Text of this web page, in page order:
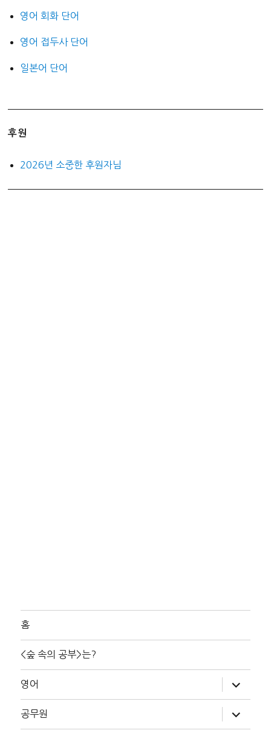
영어 회화 단어
영어 접두사 단어
일본어 단어
후원
2026년 소중한 후원자님
홈
<숲 속의 공부>는?
영어
위
메
확
장
공무원
위
메